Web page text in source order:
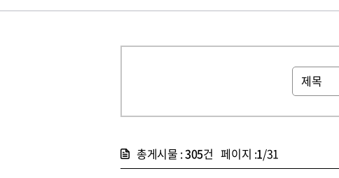
총게시물 :305건 페이지 :1/31